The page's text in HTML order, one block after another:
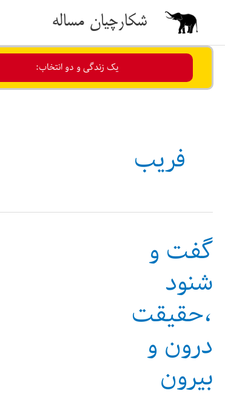
شکارچیان مساله
یک زندگی و دو انتخاب:
فریب
گفت و
شنود
،حقیقت
درون و
بیرون